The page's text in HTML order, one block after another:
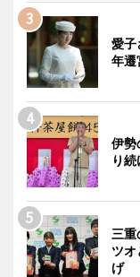
愛
年遷
伊勢
り
三重
ツ
げ